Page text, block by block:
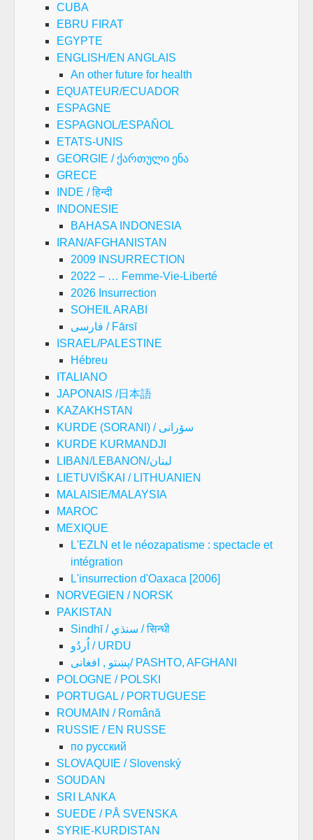
CUBA
EBRU FIRAT
EGYPTE
ENGLISH/EN ANGLAIS
An other future for health
EQUATEUR/ECUADOR
ESPAGNE
ESPAGNOL/ESPAÑOL
ETATS-UNIS
GEORGIE / ქართული ენა
GRECE
INDE / हिन्दी
INDONESIE
BAHASA INDONESIA
IRAN/AFGHANISTAN
2009 INSURRECTION
2022 – … Femme-Vie-Liberté
2026 Insurrection
SOHEIL ARABI
فارسی / Fārsī
ISRAEL/PALESTINE
Hébreu
ITALIANO
JAPONAIS /日本語
KAZAKHSTAN
KURDE (SORANI) / سۆرانی
KURDE KURMANDJI
LIBAN/LEBANON/لبنان
LIETUVIŠKAI / LITHUANIEN
MALAISIE/MALAYSIA
MAROC
MEXIQUE
L'EZLN et le néozapatisme : spectacle et
intégration
L'insurrection d'Oaxaca [2006]
NORVEGIEN / NORSK
PAKISTAN
Sindhī / سنڌي / सिन्धी
اُردُو / URDU
پښتو , افغانی/ PASHTO, AFGHANI
POLOGNE / POLSKI
PORTUGAL / PORTUGUESE
ROUMAIN / Română
RUSSIE / EN RUSSE
по русский
SLOVAQUIE / Slovenský
SOUDAN
SRI LANKA
SUEDE / PÅ SVENSKA
SYRIE-KURDISTAN